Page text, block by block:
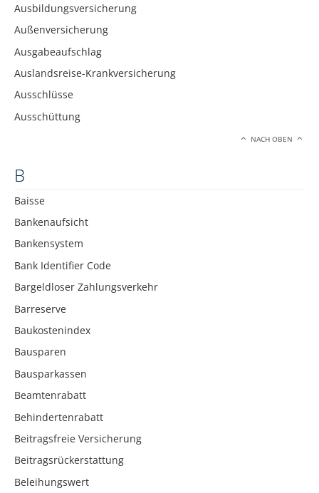
Ausbildungsversicherung
Außenversicherung
Ausgabeaufschlag
Auslandsreise-Krankversicherung
Ausschlüsse
Ausschüttung
NACH OBEN
B
Baisse
Bankenaufsicht
Bankensystem
Bank Identifier Code
Bargeldloser Zahlungsverkehr
Barreserve
Baukostenindex
Bausparen
Bausparkassen
Beamtenrabatt
Behindertenrabatt
Beitragsfreie Versicherung
Beitragsrückerstattung
Beleihungswert